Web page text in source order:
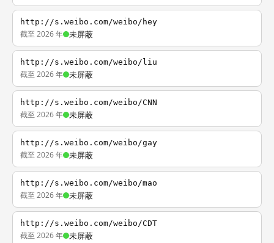
http://s.weibo.com/weibo/hey
截至 2026 年 未屏蔽
http://s.weibo.com/weibo/liu
截至 2026 年 未屏蔽
http://s.weibo.com/weibo/CNN
截至 2026 年 未屏蔽
http://s.weibo.com/weibo/gay
截至 2026 年 未屏蔽
http://s.weibo.com/weibo/mao
截至 2026 年 未屏蔽
http://s.weibo.com/weibo/CDT
截至 2026 年 未屏蔽